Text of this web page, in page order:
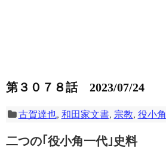
第３０７８話 2023/07/24
古賀達也, 和田家文書, 宗教, 役小角
二つの｢役小角一代｣史料